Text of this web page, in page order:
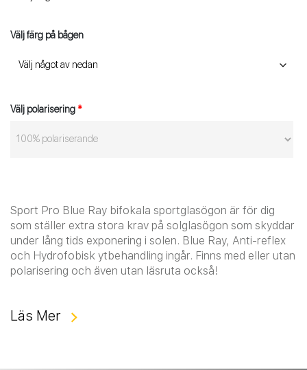
Välj färg på bågen
Välj polarisering *
Sport Pro Blue Ray bifokala sportglasögon är för dig
som ställer extra stora krav på solglasögon som skyddar
under lång tids exponering i solen. Blue Ray, Anti-reflex
och Hydrofobisk ytbehandling ingår. Finns med eller utan
polarisering och även utan läsruta också!
Läs Mer